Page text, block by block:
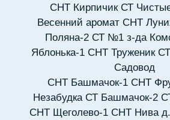
СНТ Кирпичик СТ
Весенний аромат СНТ
Поляна-2 СТ №1 з-да
Яблонька-1 СНТ Труженик
Садовод
СНТ Башмачок-1 СНТ
Незабудка СТ Башмачок-2
СНТ Щеголево-1 СНТ Нива